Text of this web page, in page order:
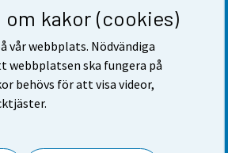
kakor (cookies)
vår webbplats. Nödvändiga
webbplatsen ska fungera på
behövs för att visa videor,